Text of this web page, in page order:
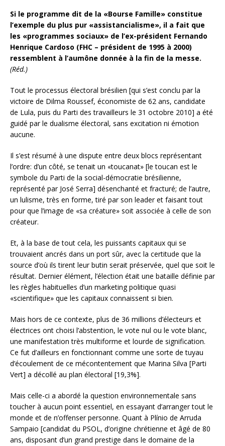
Si le programme dit de la «Bourse Famille» constitue
l’exemple du plus pur «assistancialisme», il a fait que
les «programmes sociaux» de l’ex-président Fernando
Henrique Cardoso (FHC – président de 1995 à 2000)
ressemblent à l’aumône donnée à la fin de la messe.
(Réd.)
Tout le processus électoral brésilien [qui s’est conclu par la
victoire de Dilma Roussef, économiste de 62 ans, candidate
de Lula, puis du Parti des travailleurs le 31 octobre 2010] a été
guidé par le dualisme électoral, sans excitation ni émotion
aucune.
Il s’est résumé à une dispute entre deux blocs représentant
l’ordre: d’un côté, se tenait un «toucanat» [le toucan est le
symbole du Parti de la social-démocratie brésilienne,
représenté par José Serra] désenchanté et fracturé; de l’autre,
un lulisme, très en forme, tiré par son leader et faisant tout
pour que l’image de «sa créature» soit associée à celle de son
créateur.
Et, à la base de tout cela, les puissants capitaux qui se
trouvaient ancrés dans un port sûr, avec la certitude que la
source d’où ils tirent leur butin serait préservée, quel que soit le
résultat. Dernier élément, l’élection était une bataille définie par
les règles habituelles d’un marketing politique quasi
«scientifique» que les capitaux connaissent si bien.
Mais hors de ce contexte, plus de 36 millions d’électeurs et
électrices ont choisi l’abstention, le vote nul ou le vote blanc,
une manifestation très multiforme et lourde de signification.
Ce fut d’ailleurs en fonctionnant comme une sorte de tuyau
d’écoulement de ce mécontentement que Marina Silva [Parti
Vert] a décollé au plan électoral [19,3%].
Mais celle-ci a abordé la question environnementale sans
toucher à aucun point essentiel, en essayant d’arranger tout le
monde et de n’offenser personne. Quant à Plínio de Arruda
Sampaio [candidat du PSOL, d’origine chrétienne et âgé de 80
ans, disposant d’un grand prestige dans le domaine de la